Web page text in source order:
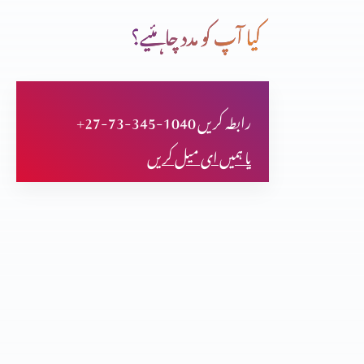
یسوع المسیح دیگر انبیا سے بڑح کر کیوں ہیں؟ حصہ 3
یسوع المسیح دیگر انبیا سے بٹرھکر کیوں ہیں؟ (حصہ 2)
کیا آپ کو مدد چاہئیے؟
+27-73-345-1040 رابطہ کریں
یا ہمیں ای میل کریں